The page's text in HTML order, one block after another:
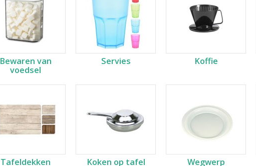
Bewaren van
voedsel
Servies Koffie
Tafeldekken Koken op tafel Wegwerp